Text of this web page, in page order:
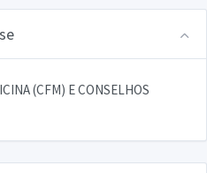
(CFM) E CONSELHOS